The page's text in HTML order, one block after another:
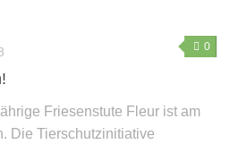
0
Friesenstute Fleur ist am
Die Tierschutzinitiative